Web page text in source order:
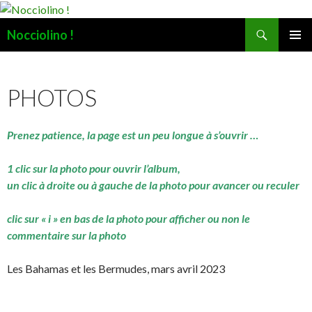
Nocciolino !
PHOTOS
Prenez patience, la page est un peu longue à s’ouvrir …
1 clic sur la photo pour ouvrir l’album,
un clic à droite ou à gauche de la photo pour avancer ou reculer
clic sur « i » en bas de la photo pour afficher ou non le
commentaire sur la photo
Les Bahamas et les Bermudes, mars avril 2023